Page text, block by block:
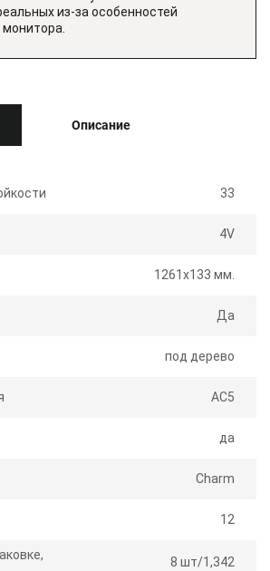
из-за особенностей
Описание
33
4V
1261х133 мм.
Да
под дерево
AC5
да
Charm
12
8 шт/1,342